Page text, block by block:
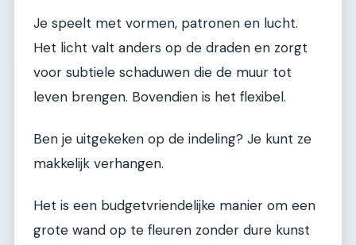
Je speelt met vormen, patronen en lucht.
Het licht valt anders op de draden en zorgt
voor subtiele schaduwen die de muur tot
leven brengen. Bovendien is het flexibel.
Ben je uitgekeken op de indeling? Je kunt ze
makkelijk verhangen.
Het is een budgetvriendelijke manier om een
grote wand op te fleuren zonder dure kunst